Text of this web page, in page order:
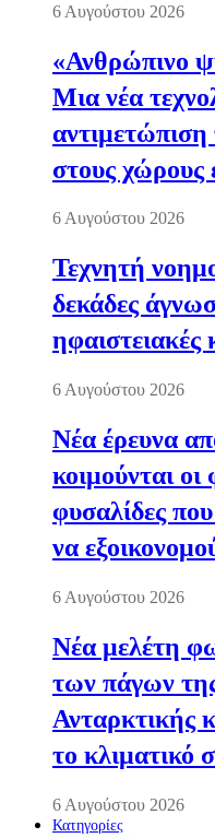
6 Αυγούστου 2026
«Ανθρώπινο
Μια νέα
αντιμετώπιση
στους χώρους
6 Αυγούστου 2026
Τεχνητή
δεκάδες
ηφαιστειακές
6 Αυγούστου 2026
Νέα έρευνα
κοιμούνται
φυσαλίδες
να
6 Αυγούστου 2026
Νέα μελέτη
των πάγων
Ανταρκτικής
το κλιματικό
6 Αυγούστου 2026
Κατηγορίες